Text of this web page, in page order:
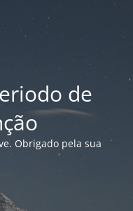
de
Obrigado pela sua